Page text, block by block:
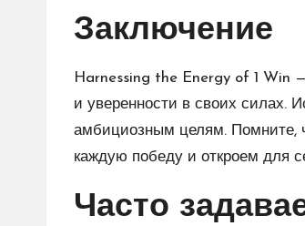
Заключение
Harnessing the Energy of 1 Win
и уверенности в своих силах.
амбициозным целям. Помните,
каждую победу и откроем для
Часто